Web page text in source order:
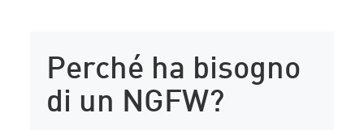
Perché ha bisogno
di un NGFW?